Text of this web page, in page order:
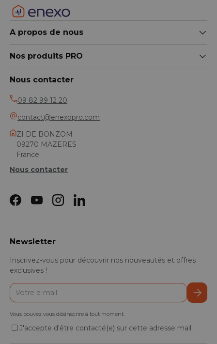
A propos de nous
Nos produits PRO
Nous contacter
09 82 99 12 20
contact@enexopro.com
ZI DE BONZOM
09270 MAZERES
France
Nous contacter
Facebook
YouTubeInstagramLinkedIn
Newsletter
Inscrivez-vous pour découvrir nos nouveautés et offres
exclusives !
E-mail
Vous pouvez vous désinscrire à tout moment.
J'accepte d'être contacté(e) sur cette adresse mail.